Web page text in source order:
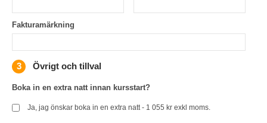
Fakturamärkning
Övrigt och tillval
Boka in en extra natt innan kursstart?
Ja, jag önskar boka in en extra natt - 1 055 kr exkl moms.